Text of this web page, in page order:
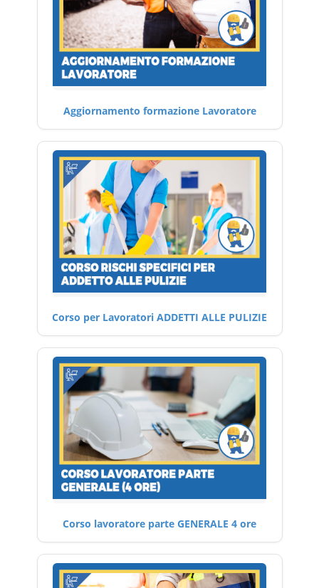
Aggiornamento formazione Lavoratore
Corso per Lavoratori ADDETTI ALLE PULIZIE
Corso lavoratore parte GENERALE 4 ore